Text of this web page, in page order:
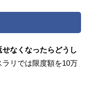
せなくなったらどうし
ラリでは限度額を10万